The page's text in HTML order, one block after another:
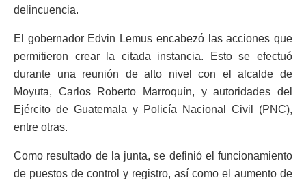
delincuencia.
El gobernador Edvin Lemus encabezó las acciones que
permitieron crear la citada instancia. Esto se efectuó
durante una reunión de alto nivel con el alcalde de
Moyuta, Carlos Roberto Marroquín, y autoridades del
Ejército de Guatemala y Policía Nacional Civil (PNC),
entre otras.
Como resultado de la junta, se definió el funcionamiento
de puestos de control y registro, así como el aumento de